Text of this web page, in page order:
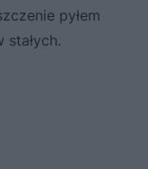
pyłem